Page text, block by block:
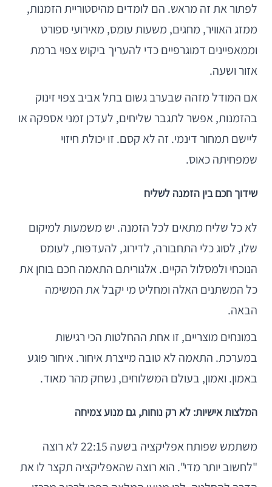
לפתור את זה מראש. הם לומדים מהיסטוריית הזמנות,
ממזג האוויר, מחגים, משעות עומס, מאירועי ספורט
וממאפיינים דמוגרפיים כדי להעריך ביקוש צפוי ברמת
אזור ושעה.
אם המודל מזהה שבערב גשום בתל אביב צפוי זינוק
בהזמנות, אפשר לתגבר שליחים, לעדכן זמני אספקה או
ליישם תמחור דינמי. זה לא קסם. זו יכולת חיזוי
שמפחיתה כאוס.
שידוך חכם בין הזמנה לשליח
לא כל שליח מתאים לכל הזמנה. יש משמעות למיקום
שלו, לסוג כלי התחבורה, לדירוג, להעדפות, לעומס
הנוכחי ולמסלול הקיים. אלגוריתם התאמה חכם בוחן את
כל המשתנים האלה ומחליט מי יקבל את המשימה
הבאה.
במונחים מוצריים, זו אחת ההחלטות הכי רגישות
במערכת. התאמה לא טובה מייצרת איחור. איחור פוגע
באמון. ואמון, בעולם המשלוחים, נשחק מהר מאוד.
המלצות אישיות: לא רק נוחות, גם מנוע צמיחה
משתמש שפותח אפליקציה בשעה 22:15 לא רוצה
"לחשוב יותר מדי". הוא רוצה שהאפליקציה תקצר לו את